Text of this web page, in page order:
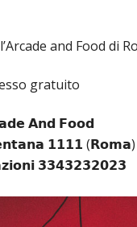
and Food di
gratuito
𝗔𝗻𝗱 𝗙𝗼𝗼𝗱
𝟭𝟭𝟭𝟭 (𝗥𝗼𝗺𝗮)
𝟯𝟯𝟰𝟯𝟮𝟯𝟮𝟬𝟮𝟯